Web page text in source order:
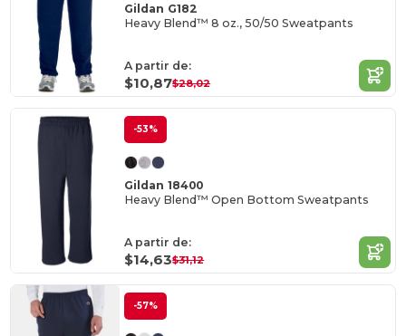
Gildan G182
Heavy Blend™ 8 oz., 50/50 Sweatpants
A partir de:
$10,87$28,02
-53%
Gildan 18400
Heavy Blend™ Open Bottom Sweatpants
A partir de:
$14,63$31,12
-57%